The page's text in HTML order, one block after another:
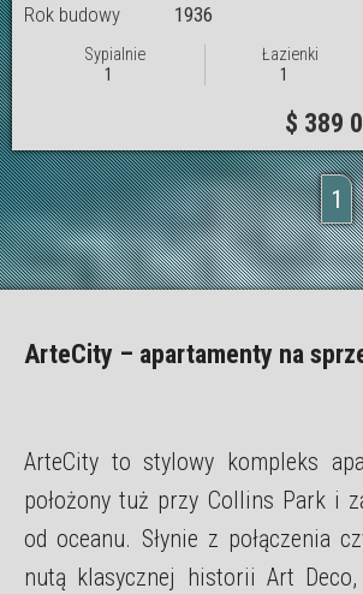
Rok budowy
1936
Sypialnie
1
Łazienki
1
$ 389
1
ArteCity – apartamenty na
ArteCity to stylowy kompleks
położony tuż przy Collins Park i
od oceanu. Słynie z połączenia
nutą klasycznej historii Art